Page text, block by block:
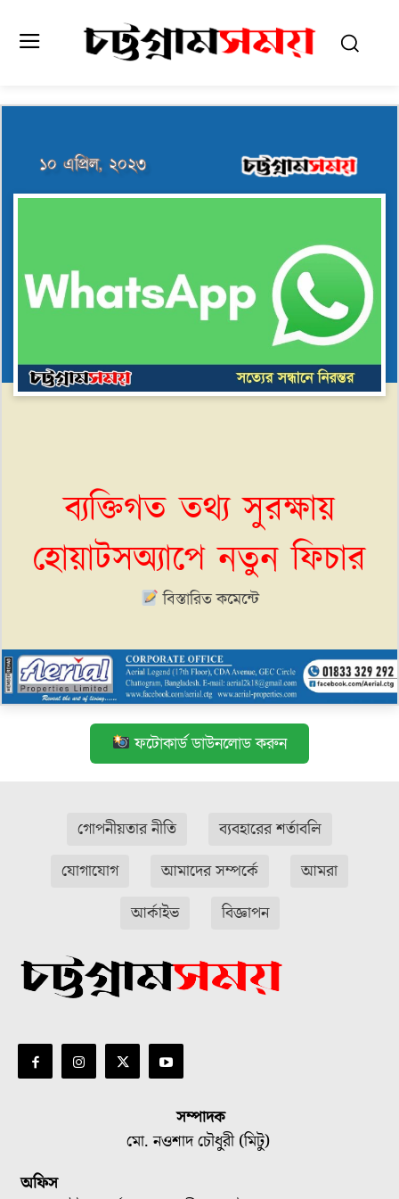
১০ এপ্রিল, ২০২৩
ব্যক্তিগত তথ্য সুরক্ষায়
হোয়াটসঅ্যাপে নতুন ফিচার
বিস্তারিত কমেন্টে
ফটোকার্ড ডাউনলোড করুন
গোপনীয়তার নীতি
ব্যবহারের শর্তাবলি
যোগাযোগ
আমাদের সম্পর্কে
আমরা
আর্কাইভ
বিজ্ঞাপন
সম্পাদক
মো. নওশাদ চৌধুরী (মিটু)
অফিস